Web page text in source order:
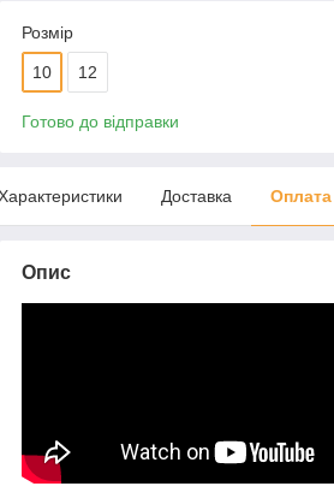
Розмір
10 12
Готово до відправки
Доставка Оплата
Опис